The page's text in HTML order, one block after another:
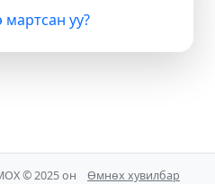
мартсан уу?
© 2025 он Өмнөх хувилбар